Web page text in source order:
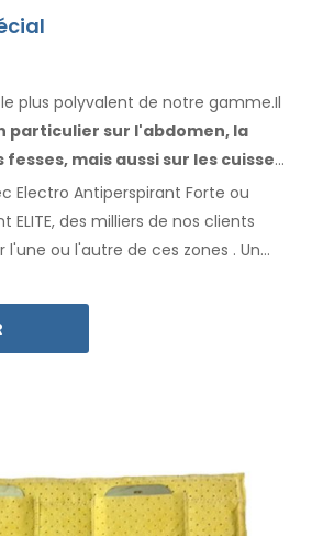
plus polyvalent de notre gamme.Il
particulier sur l'abdomen, la
fesses,mais aussi sur les cuisses
Electro Antiperspirant Forte ou
ELITE, des milliers de nos clients
l'une ou l'autre de ces zones . Un
votre langue